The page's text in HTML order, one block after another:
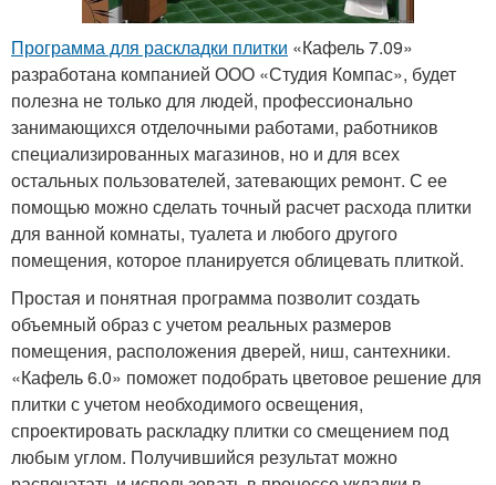
Программа для раскладки плитки «Кафель 7.09»
разработана компанией ООО «Студия Компас», будет
полезна не только для людей, профессионально
занимающихся отделочными работами, работников
специализированных магазинов, но и для всех
остальных пользователей, затевающих ремонт. С ее
помощью можно сделать точный расчет расхода плитки
для ванной комнаты, туалета и любого другого
помещения, которое планируется облицевать плиткой.
Простая и понятная программа позволит создать
объемный образ с учетом реальных размеров
помещения, расположения дверей, ниш, сантехники.
«Кафель 6.0» поможет подобрать цветовое решение для
плитки с учетом необходимого освещения,
спроектировать раскладку плитки со смещением под
любым углом. Получившийся результат можно